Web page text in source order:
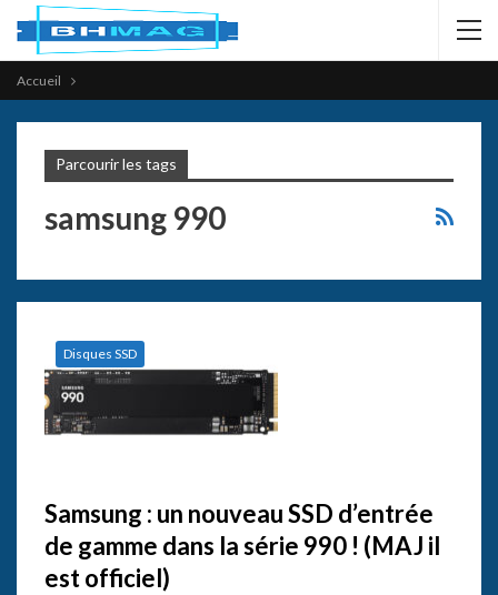
Accueil
Parcourir les tags
samsung 990
Disques SSD
Samsung : un nouveau SSD d’entrée
de gamme dans la série 990 ! (MAJ il
est officiel)